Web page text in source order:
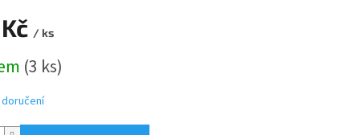
/ ks
(3 ks)